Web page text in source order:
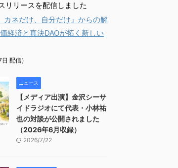
リリースを配信しました
カネだけ、自分だけ』からの解
経済と真決DAOが拓く新しい
配信）
ニュース
【メディア出演】金沢シーサ
イドラジオにて代表・小林祐
也の対談が公開されました
（2026年6月収録）
2026/7/22